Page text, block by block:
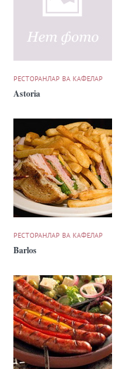
РЕСТОРАНЛАР ВА КАФЕЛАР
Astoria
РЕСТОРАНЛАР ВА КАФЕЛАР
Barlos